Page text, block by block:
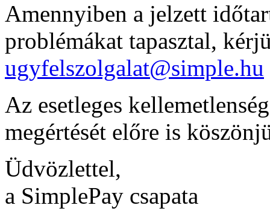
Amennyiben a jelzett
problémákat tapasztal,
ugyfelszolgalat@simple.hu
Az esetleges
megértését előre is
Üdvözlettel,
a SimplePay csapata